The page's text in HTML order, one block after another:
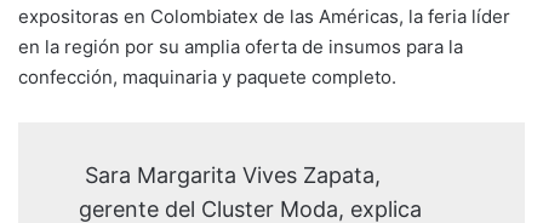
expositoras en Colombiatex de las Américas, la feria líder
en la región por su amplia oferta de insumos para la
confección, maquinaria y paquete completo.
Sara Margarita Vives Zapata,
gerente del Cluster Moda, explica